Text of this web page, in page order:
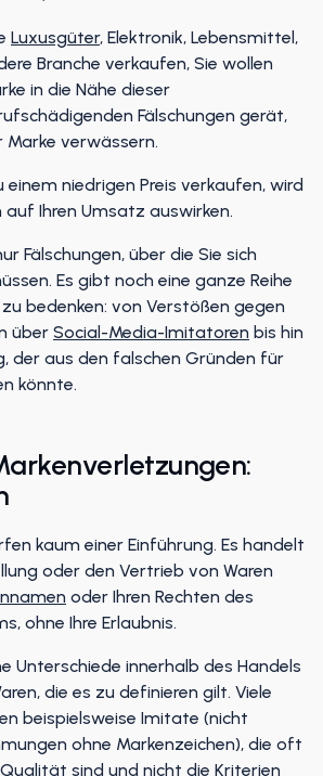
wer Sie sind.
Luxusgüter
, Elektronik, Lebensmittel,
Branche verkaufen, Sie wollen
in die Nähe dieser
Fälschungen gerät,
einem niedrigen Preis verkaufen, wird
Fälschungen, über die Sie sich
Es gibt noch eine ganze Reihe
bedenken: von Verstößen gegen
über
Social-Media-Imitatoren
bis hin
der aus den falschen Gründen für
könnte.
kaum einer Einführung. Es handelt
oder den Vertrieb von Waren
oder Ihren Rechten des
ohne Ihre Erlaubnis.
Unterschiede innerhalb des Handels
die es zu definieren gilt. Viele
beispielsweise Imitate (nicht
ohne Markenzeichen), die oft